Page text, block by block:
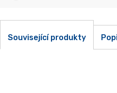
Související produkty